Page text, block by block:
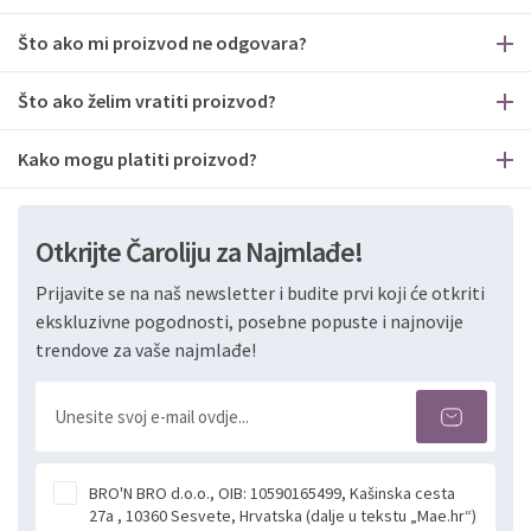
Što ako mi proizvod ne odgovara?
Što ako želim vratiti proizvod?
Kako mogu platiti proizvod?
Otkrijte Čaroliju za Najmlađe!
Prijavite se na naš newsletter i budite prvi koji će otkriti
ekskluzivne pogodnosti, posebne popuste i najnovije
trendove za vaše najmlađe!
BRO'N BRO d.o.o., OIB: 10590165499, Kašinska cesta
27a , 10360 Sesvete, Hrvatska (dalje u tekstu „Mae.hr“)